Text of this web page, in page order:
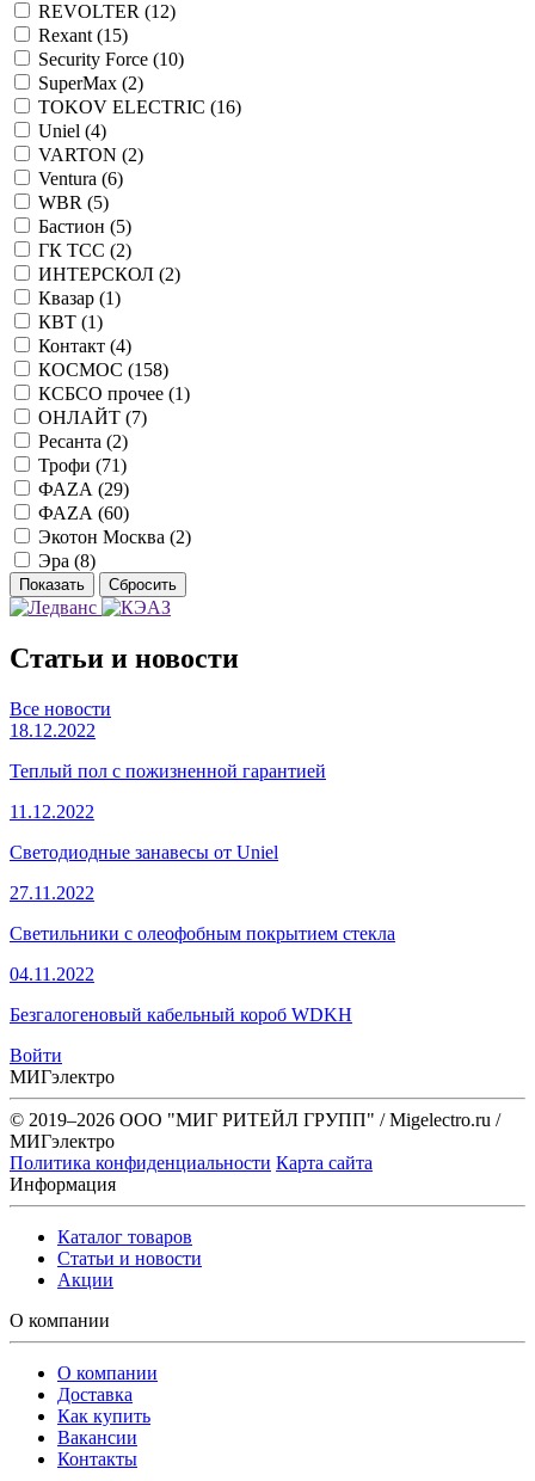
REVOLTER (12)
Rexant (15)
Security Force (10)
SuperMax (2)
TOKOV ELECTRIC (16)
Uniel (4)
VARTON (2)
Ventura (6)
WBR (5)
Бастион (5)
ГК ТСС (2)
ИНТЕРСКОЛ (2)
Квазар (1)
КВТ (1)
Контакт (4)
КОСМОС (158)
КСБСО прочее (1)
ОНЛАЙТ (7)
Ресанта (2)
Трофи (71)
ФАZA (29)
ФАZА (60)
Экотон Москва (2)
Эра (8)
Статьи и новости
Все новости
18.12.2022
Теплый пол с пожизненной гарантией
11.12.2022
Светодиодные занавесы от Uniel
27.11.2022
Светильники с олеофобным покрытием стекла
04.11.2022
Безгалогеновый кабельный короб WDKH
Войти
МИГэлектро
© 2019–2026 ООО "МИГ РИТЕЙЛ ГРУПП" / Migelectro.ru /
МИГэлектро
Политика конфиденциальности Карта сайта
Информация
Каталог товаров
Статьи и новости
Акции
О компании
О компании
Доставка
Как купить
Вакансии
Контакты